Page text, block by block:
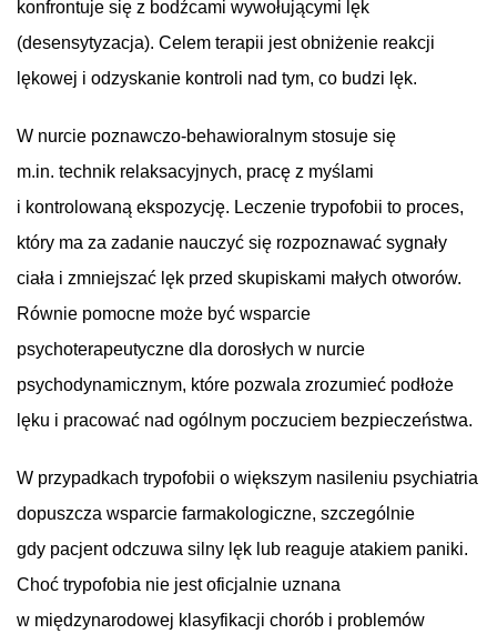
konfrontuje się z bodźcami wywołującymi lęk
(desensytyzacja). Celem terapii jest obniżenie reakcji
lękowej i odzyskanie kontroli nad tym, co budzi lęk.
W nurcie poznawczo-behawioralnym stosuje się
m.in. technik relaksacyjnych, pracę z myślami
i kontrolowaną ekspozycję. Leczenie trypofobii to proces,
który ma za zadanie nauczyć się rozpoznawać sygnały
ciała i zmniejszać lęk przed skupiskami małych otworów.
Równie pomocne może być wsparcie
psychoterapeutyczne dla dorosłych w nurcie
psychodynamicznym, które pozwala zrozumieć podłoże
lęku i pracować nad ogólnym poczuciem bezpieczeństwa.
W przypadkach trypofobii o większym nasileniu psychiatria
dopuszcza wsparcie farmakologiczne, szczególnie
gdy pacjent odczuwa silny lęk lub reaguje atakiem paniki.
Choć trypofobia nie jest oficjalnie uznana
w międzynarodowej klasyfikacji chorób i problemów